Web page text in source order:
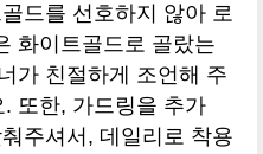
드를 선호하지 않아 로
화이트골드로 골랐는
가 친절하게 조언해 주
또한, 가드링을 추가
주셔서, 데일리로 착용